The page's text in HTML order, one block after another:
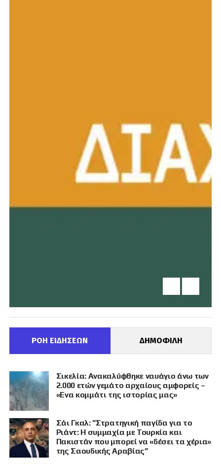
ΡΟΗ ΕΙΔΗΣΕΩΝ ΔΗΜΟΦΙΛΗ
Σικελία: Ανακαλύφθηκε ναυάγιο άνω των
2.000 ετών γεμάτο αρχαίους αμφορείς –
«Ενα κομμάτι της ιστορίας μας»
Σάι Γκαλ: ”Στρατηγική παγίδα για το
Ριάντ: Η συμμαχία με Τουρκία και
Πακιστάν που μπορεί να «δέσει τα χέρια»
της Σαουδικής Αραβίας”